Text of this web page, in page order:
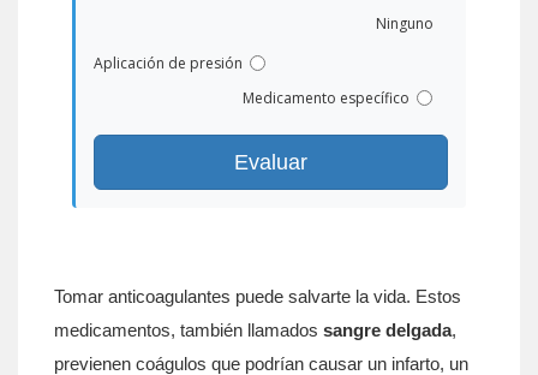
Ninguno
Aplicación de presión
Medicamento específico
Evaluar
Tomar anticoagulantes puede salvarte la vida. Estos
medicamentos, también llamados sangre delgada,
previenen coágulos que podrían causar un infarto, un